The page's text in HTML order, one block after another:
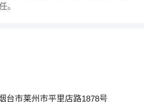
。
台市莱州市平里店路1878号